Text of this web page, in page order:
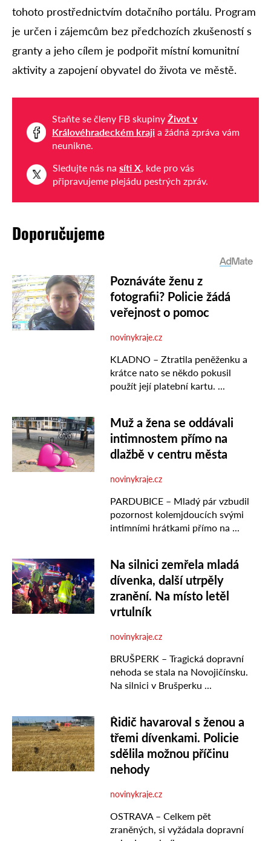
tohoto prostřednictvím dotačního portálu. Program
je určen i zájemcům bez předchozích zkušeností s
granty a jeho cílem je podpořit místní komunitní
aktivity a zapojení obyvatel do života ve městě.
Staňte se členy FB skupiny Život v
Královéhradeckém kraji a žádná zpráva vám
neunikne.
Sledujte nás na síti X, kde pro vás
připravujeme plejádu pestrých zpráv.
Doporučujeme